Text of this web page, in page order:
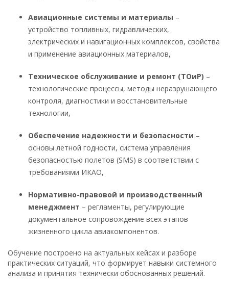
Авиационные системы и материалы –
устройство топливных, гидравлических,
электрических и навигационных комплексов, свойства
и применение авиационных материалов,
Техническое обслуживание и ремонт (ТОиР) –
технологические процессы, методы неразрушающего
контроля, диагностики и восстановительные
технологии,
Обеспечение надежности и безопасности –
основы летной годности, система управления
безопасностью полетов (SMS) в соответствии с
требованиями ИКАО,
Нормативно-правовой и производственный
менеджмент – регламенты, регулирующие
документальное сопровождение всех этапов
жизненного цикла авиакомпонентов.
Обучение построено на актуальных кейсах и разборе
практических ситуаций, что формирует навыки системного
анализа и принятия технически обоснованных решений.